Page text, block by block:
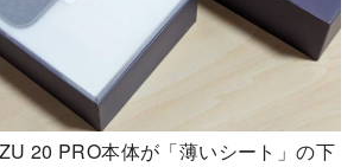
20 PRO本体が「薄いシート」の下